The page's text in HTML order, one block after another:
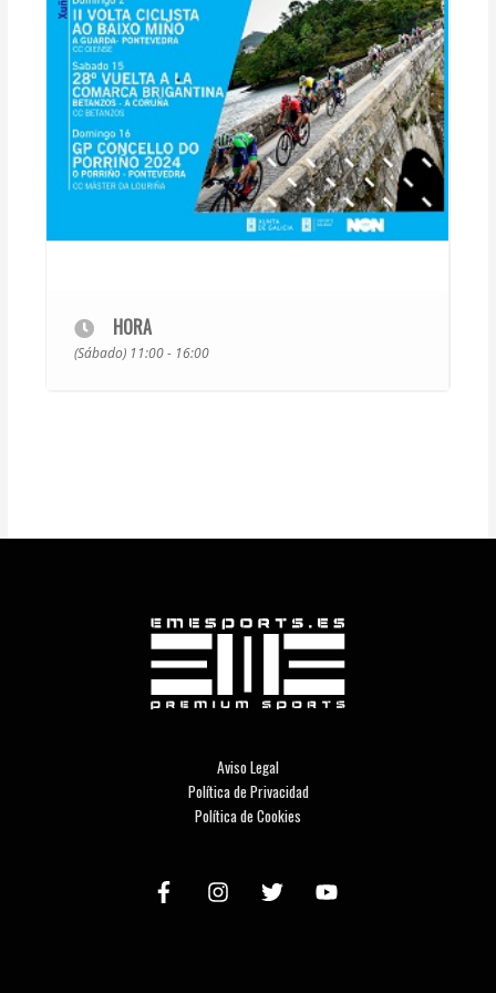
HORA
(Sábado) 11:00 - 16:00
Aviso Legal
Política de Privacidad
Política de Cookies